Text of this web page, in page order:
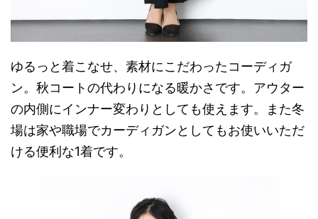
ゆるっと着こなせ、素材にこだわったコーディガ
ン。秋コートの代わりになる暖かさです。アウター
の内側にインナー変わりとしても使えます。また冬
場は家や職場でカーディガンとしてもお使いいただ
ける便利な1着です。